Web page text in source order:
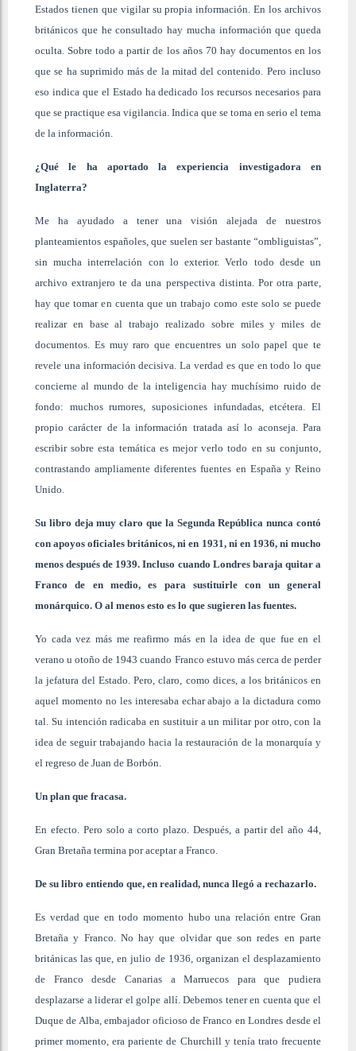
Estados tienen que vigilar su propia información. En los archivos
británicos que he consultado hay mucha información que queda
oculta. Sobre todo a partir de los años 70 hay documentos en los
que se ha suprimido más de la mitad del contenido. Pero incluso
eso indica que el Estado ha dedicado los recursos necesarios para
que se practique esa vigilancia. Indica que se toma en serio el tema
de la información.
¿Qué le ha aportado la experiencia investigadora en
Inglaterra?
Me ha ayudado a tener una visión alejada de nuestros
planteamientos españoles, que suelen ser bastante “ombliguistas”,
sin mucha interrelación con lo exterior. Verlo todo desde un
archivo extranjero te da una perspectiva distinta. Por otra parte,
hay que tomar en cuenta que un trabajo como este solo se puede
realizar en base al trabajo realizado sobre miles y miles de
documentos. Es muy raro que encuentres un solo papel que te
revele una información decisiva. La verdad es que en todo lo que
concierne al mundo de la inteligencia hay muchísimo ruido de
fondo: muchos rumores, suposiciones infundadas, etcétera. El
propio carácter de la información tratada así lo aconseja. Para
escribir sobre esta temática es mejor verlo todo en su conjunto,
contrastando ampliamente diferentes fuentes en España y Reino
Unido.
Su libro deja muy claro que la Segunda República nunca contó
con apoyos oficiales británicos, ni en 1931, ni en 1936, ni mucho
menos después de 1939. Incluso cuando Londres baraja quitar a
Franco de en medio, es para sustituirle con un general
monárquico. O al menos esto es lo que sugieren las fuentes.
Yo cada vez más me reafirmo más en la idea de que fue en el
verano u otoño de 1943 cuando Franco estuvo más cerca de perder
la jefatura del Estado. Pero, claro, como dices, a los británicos en
aquel momento no les interesaba echar abajo a la dictadura como
tal. Su intención radicaba en sustituir a un militar por otro, con la
idea de seguir trabajando hacia la restauración de la monarquía y
el regreso de Juan de Borbón.
Un plan que fracasa.
En efecto. Pero solo a corto plazo. Después, a partir del año 44,
Gran Bretaña termina por aceptar a Franco.
De su libro entiendo que, en realidad, nunca llegó a rechazarlo.
Es verdad que en todo momento hubo una relación entre Gran
Bretaña y Franco. No hay que olvidar que son redes en parte
británicas las que, en julio de 1936, organizan el desplazamiento
de Franco desde Canarias a Marruecos para que pudiera
desplazarse a liderar el golpe allí. Debemos tener en cuenta que el
Duque de Alba, embajador oficioso de Franco en Londres desde el
primer momento, era pariente de Churchill y tenía trato frecuente